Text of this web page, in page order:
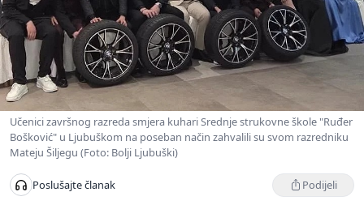
Učenici završnog razreda smjera kuhari Srednje strukovne škole "Ruđer
Bošković" u Ljubuškom na poseban način zahvalili su svom razredniku
Mateju Šiljegu (Foto: Bolji Ljubuški)
Poslušajte članak Podijeli